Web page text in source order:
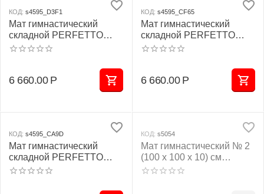
КОД: s4595_D3F1
Мат гимнастический
складной PERFETTO
SPORT № 5 (100 х 200 х
6 660.00 Р
КОД: s4595_CF65
Мат гимнастический
складной PERFETTO
SPORT № 5 (100 х 200 х
6 660.00 Р
КОД: s4595_CA9D
Мат гимнастический
складной PERFETTO
SPORT № 5 (100 х 200 х
КОД: s5054
Мат гимнастический № 2
(100 х 100 х 10) см
красно/жёлтый